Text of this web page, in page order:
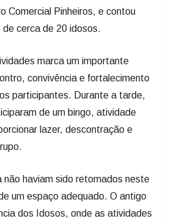
Comercial Pinheiros, e contou
cerca de 20 idosos.
marca um importante
convivência e fortalecimento
participantes. Durante a tarde,
de um bingo, atividade
lazer, descontração e
não haviam sido retomados neste
um espaço adequado. O antigo
dos Idosos, onde as atividades